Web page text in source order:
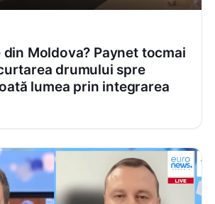
Moldova? Paynet tocmai
drumului spre
lumea prin integrarea